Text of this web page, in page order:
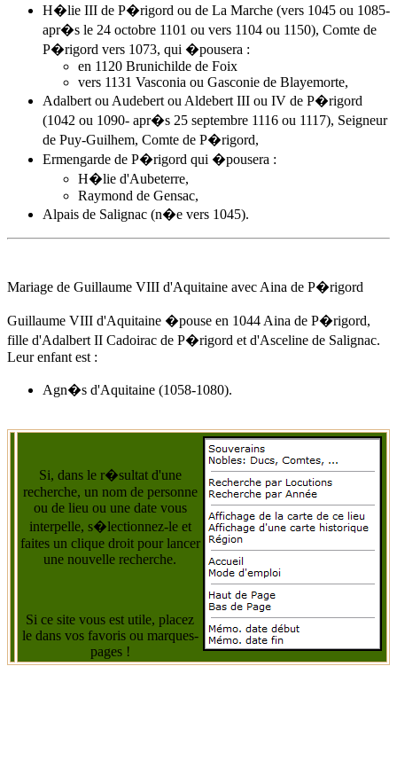
H�lie III de P�rigord ou de La Marche (vers 1045 ou 1085-
apr�s le 24 octobre 1101 ou vers 1104 ou 1150), Comte de
P�rigord vers 1073, qui �pousera :
en 1120 Brunichilde de Foix
vers 1131 Vasconia ou Gasconie de Blayemorte,
Adalbert ou Audebert ou Aldebert III ou IV de P�rigord
(1042 ou 1090- apr�s 25 septembre 1116 ou 1117), Seigneur
de Puy-Guilhem, Comte de P�rigord,
Ermengarde de P�rigord qui �pousera :
H�lie d'Aubeterre,
Raymond de Gensac,
Alpais de Salignac (n�e vers 1045).
Mariage de Guillaume VIII d'Aquitaine avec Aina de P�rigord
Guillaume VIII d'Aquitaine �pouse en 1044 Aina de P�rigord,
fille d'Adalbert II Cadoirac de P�rigord et d'Asceline de Salignac.
Leur enfant est :
Agn�s d'Aquitaine (1058-1080).
Si, dans le r�sultat d'une
recherche, un nom de personne
ou de lieu ou une date vous
interpelle, s�lectionnez-le et
faites un clique droit pour lancer
une nouvelle recherche.
Si ce site vous est utile, placez
le dans vos favoris ou marques-
pages !